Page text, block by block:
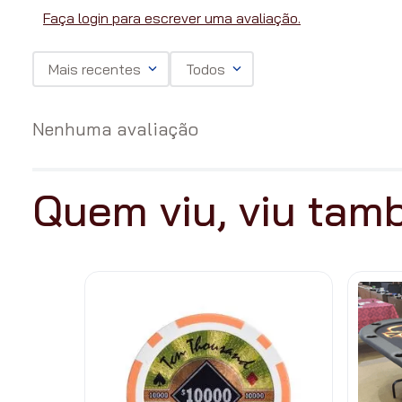
Faça login para escrever uma avaliação.
Mais recentes Todos
Nenhuma avaliação
Quem viu, viu